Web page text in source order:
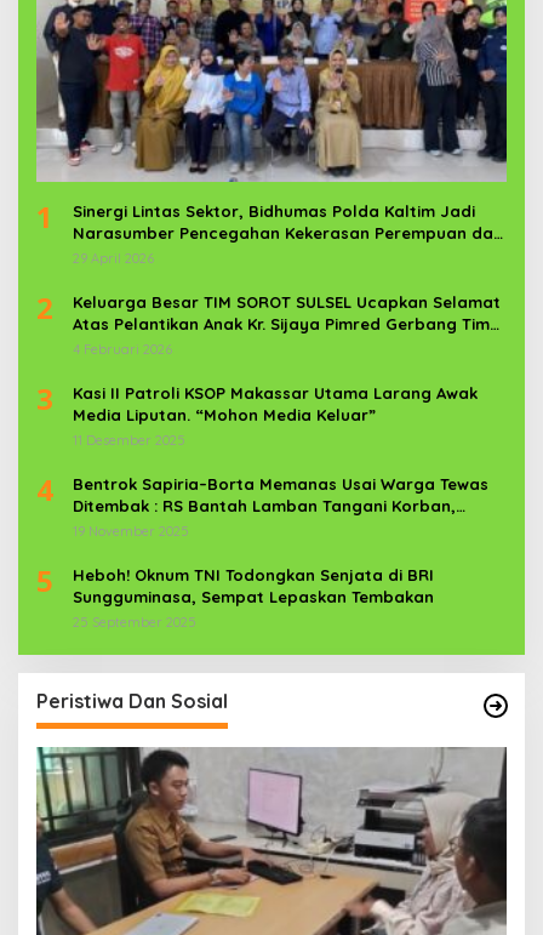
1
Sinergi Lintas Sektor, Bidhumas Polda Kaltim Jadi
Narasumber Pencegahan Kekerasan Perempuan dan
Anak
29 April 2026
2
Keluarga Besar TIM SOROT SULSEL Ucapkan Selamat
Atas Pelantikan Anak Kr. Sijaya Pimred Gerbang Timur
News Com Sebagai Prajurit TNI
4 Februari 2026
3
Kasi II Patroli KSOP Makassar Utama Larang Awak
Media Liputan. “Mohon Media Keluar”
11 Desember 2025
4
Bentrok Sapiria–Borta Memanas Usai Warga Tewas
Ditembak : RS Bantah Lamban Tangani Korban,
Aparat TNI-POLRI Dikerahkan
19 November 2025
5
Heboh! Oknum TNI Todongkan Senjata di BRI
Sungguminasa, Sempat Lepaskan Tembakan
25 September 2025
Peristiwa Dan Sosial